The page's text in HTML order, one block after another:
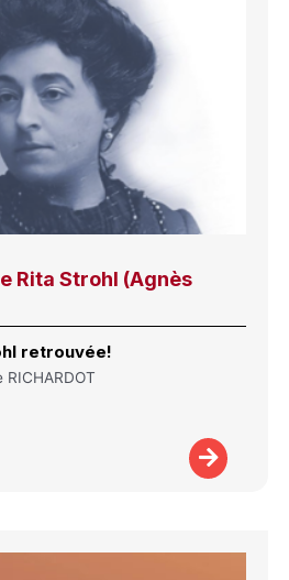
Rita Strohl (Agnès
retrouvée!
RICHARDOT